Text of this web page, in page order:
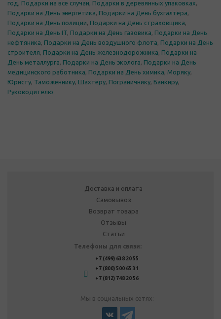
год , Подарки на все случаи, Подарки в деревянных упаковках,
Подарки на День энергетика, Подарки на День бухгалтера,
Подарки на День полиции, Подарки на День страховщика,
Подарки на День IT, Подарки на День газовика, Подарки на День
нефтяника, Подарки на День воздушного флота, Подарки на День
строителя, Подарки на День железнодорожника, Подарки на
День металлурга, Подарки на День эколога, Подарки на День
медицинского работника, Подарки на День химика, Моряку,
Юристу, Таможеннику, Шахтеру, Пограничнику, Банкиру,
Руководителю
Доставка и оплата
Самовывоз
Возврат товара
Отзывы
Статьи
Телефоны для связи:
+7 (499) 638 20 55
+7 (800) 500 65 31
+7 (812) 748 20 56
Мы в социальных сетях: